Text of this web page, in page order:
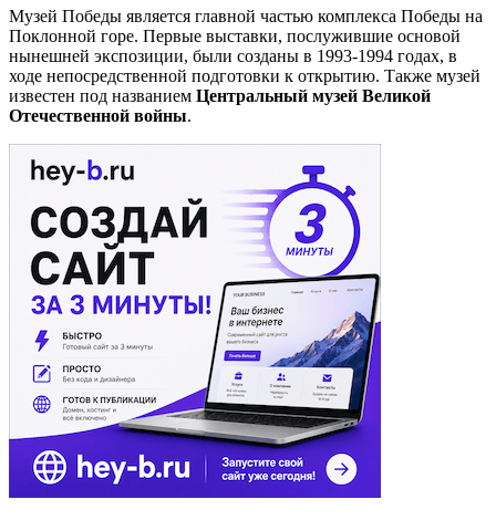
Музей Победы является главной частью комплекса Победы на
Поклонной горе. Первые выставки, послужившие основой
нынешней экспозиции, были созданы в 1993-1994 годах, в
ходе непосредственной подготовки к открытию. Также музей
известен под названием Центральный музей Великой
Отечественной войны.